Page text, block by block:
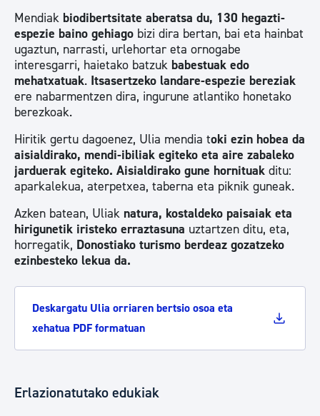
Mendiak biodibertsitate aberatsa du, 130 hegazti-
espezie baino gehiago bizi dira bertan, bai eta hainbat
ugaztun, narrasti, urlehortar eta ornogabe
interesgarri, haietako batzuk babestuak edo
mehatxatuak. Itsasertzeko landare-espezie bereziak
ere nabarmentzen dira, ingurune atlantiko honetako
berezkoak.
Hiritik gertu dagoenez, Ulia mendia toki ezin hobea da
aisialdirako, mendi-ibiliak egiteko eta aire zabaleko
jarduerak egiteko. Aisialdirako gune hornituak ditu:
aparkalekua, aterpetxea, taberna eta piknik guneak.
Azken batean, Uliak natura, kostaldeko paisaiak eta
hirigunetik iristeko erraztasuna uztartzen ditu, eta,
horregatik, Donostiako turismo berdeaz gozatzeko
ezinbesteko lekua da.
Deskargatu Ulia orriaren bertsio osoa eta
xehatua PDF formatuan
Erlazionatutako edukiak